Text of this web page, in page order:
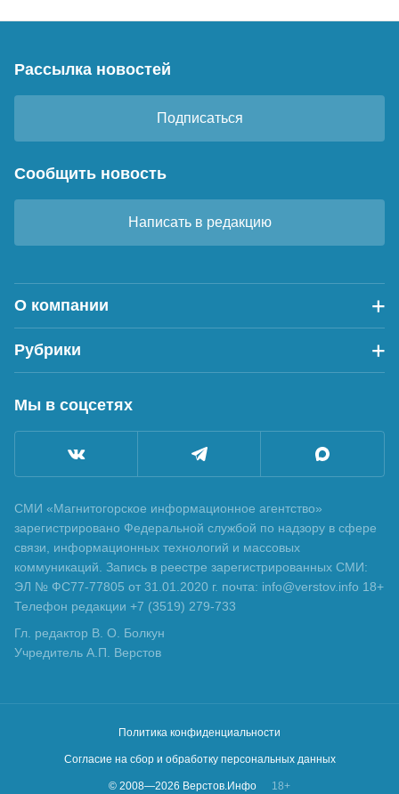
Рассылка новостей
Подписаться
Сообщить новость
Написать в редакцию
О компании
Рубрики
Мы в соцсетях
СМИ «Магнитогорское информационное агентство»
зарегистрировано Федеральной службой по надзору в сфере
связи, информационных технологий и массовых
коммуникаций. Запись в реестре зарегистрированных СМИ:
ЭЛ № ФС77-77805 от 31.01.2020 г. почта: info@verstov.info 18+
Телефон редакции +7 (3519) 279-733
Гл. редактор В. О. Болкун
Учредитель А.П. Верстов
Политика конфиденциальности
Согласие на сбор и обработку персональных данных
© 2008—2026 Верстов.Инфо 18+